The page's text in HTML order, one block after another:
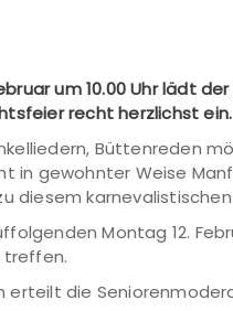
um 10.00 Uhr lädt
recht herzlichst ein.
Büttenreden
in gewohnter Weise
diesem
Montag 12.
treffen.
die